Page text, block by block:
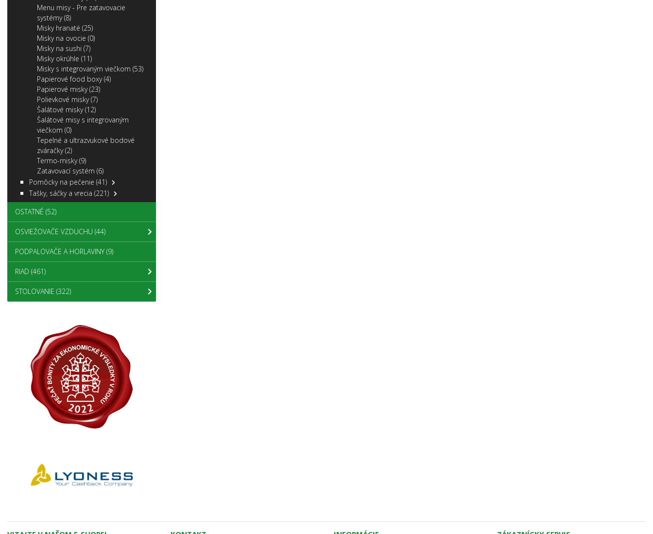
Menu misy - Pre zatavovacie
systémy(8)
Misky hranaté (25)
Misky na ovocie (0)
Misky na sushi (7)
Misky okrúhle (11)
Misky s integrovaným viečkom (53)
Papierové food boxy(4)
Papierové misky(23)
Polievkové misky(7)
Šalátové misky(12)
Šalátové misy s integrovaným
viečkom (0)
Tepelné a ultrazvukové bodové
zváračky(2)
Termo-misky(9)
Zatavovací systém (6)
Pomôcky na pečenie (41)
Tašky, sáčky a vrecia (221)
OSTATNÉ (52)
OSVIEŽOVAČE VZDUCHU (44)
PODPALOVAČE A HORLAVINY (9)
RIAD (461)
STOLOVANIE (322)